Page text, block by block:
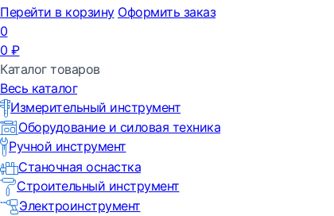
Перейти в корзину Оформить заказ
0
0 ₽
Каталог товаров
Весь каталог
Измерительный инструмент
Оборудование и силовая техника
Ручной инструмент
Станочная оснастка
Строительный инструмент
Электроинструмент